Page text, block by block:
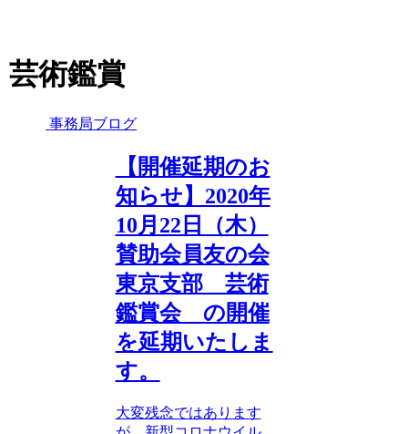
芸術鑑賞
事務局ブログ
【開催延期のお
知らせ】2020年
10月22日（木）
賛助会員友の会
東京支部 芸術
鑑賞会 の開催
を延期いたしま
す。
大変残念ではあります